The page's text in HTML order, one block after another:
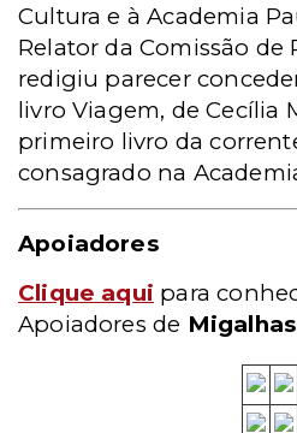
Cultura e à Academia
Relator da Comissão de
redigiu parecer
livro Viagem, de Cecília
primeiro livro da
consagrado na
Apoiadores
Clique aqui para
Apoiadores de Migalhas